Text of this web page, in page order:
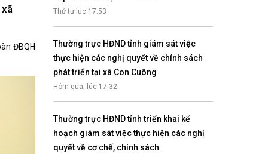
Nhịp cầu đầu tư
VĂN HỌC - NGHỆ THUẬT
ĐBQH
Thứ tư lúc 17:53
Thường trực HĐND tỉnh giám sát việc
thực hiện các nghị quyết về chính sách
phát triển tại xã Con Cuông
Hôm qua, lúc 17:32
Thường trực HĐND tỉnh triển khai kế
hoạch giám sát việc thực hiện các nghị
quyết về cơ chế, chính sách